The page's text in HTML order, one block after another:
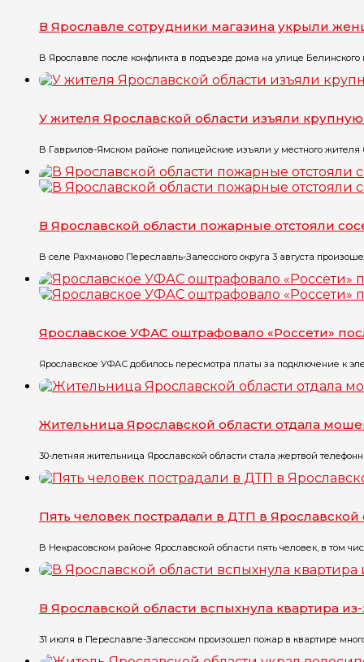
В Ярославле сотрудники магазина укрыли
В Ярославле после конфликта в подъезде дома на улице Белинского
У жителя Ярославской области изъяли
В Гаврилов-Ямском районе полицейские изъяли у местного жителя
В Ярославской области пожарные отстояли
В селе Рахманово Переславль-Залесского округа 3 августа
Ярославское УФАС оштрафовало «Россети»
Ярославское УФАС добилось пересмотра платы за подключение к
Жительница Ярославской области отдала
30-летняя жительница Ярославской области стала жертвой
Пять человек пострадали в ДТП в Ярославской
В Некрасовском районе Ярославской области пять человек, в том
В Ярославской области вспыхнула квартира
31 июля в Переславле-Залесском произошел пожар в квартире